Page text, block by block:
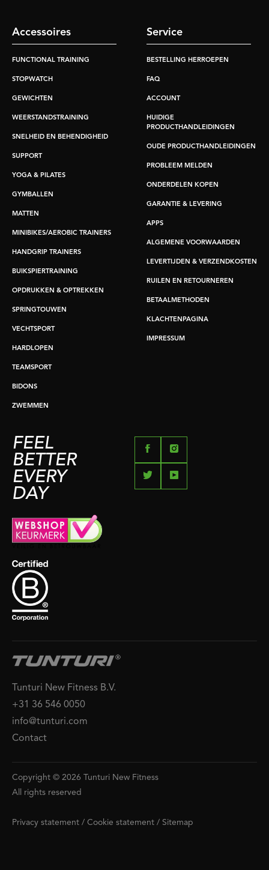
Accessoires
FUNCTIONAL TRAINING
STOPWATCH
GEWICHTEN
WEERSTANDSTRAINING
SNELHEID EN BEHENDIGHEID
SUPPORT
YOGA & PILATES
GYMBALLEN
MATTEN
MINIBIKES/AEROBIC TRAINERS
HANDGRIP TRAINERS
BUIKSPIERTRAINING
OPDRUKKEN & OPTREKKEN
SPRINGTOUWEN
VECHTSPORT
HARDLOPEN
TEAMSPORT
BIDONS
ZWEMMEN
Service
BESTELLING HERROEPEN
FAQ
ACCOUNT
HUIDIGE
PRODUCTHANDLEIDINGEN
OUDE PRODUCTHANDLEIDINGEN
PROBLEEM MELDEN
ONDERDELEN KOPEN
GARANTIE & LEVERING
APPS
ALGEMENE VOORWAARDEN
LEVERTIJDEN & VERZENDKOSTEN
RUILEN EN RETOURNEREN
BETAALMETHODEN
KLACHTENPAGINA
IMPRESSUM
FEEL
BETTER
EVERY
DAY
Tunturi New Fitness B.V.
+31 36 546 0050
info@tunturi.com
Contact
Copyright © 2026 Tunturi New Fitness
All rights reserved
Privacy statement / Cookie statement / Sitemap